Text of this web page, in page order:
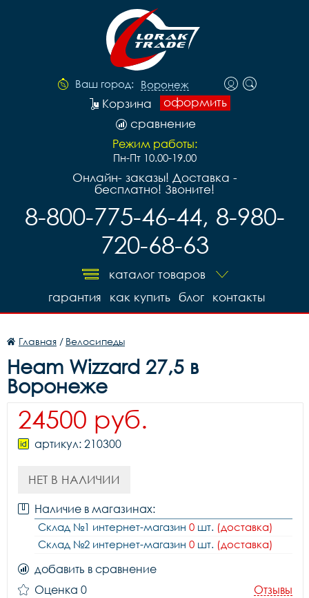
Ваш город: Воронеж
оформить
Корзина
сравнение
Режим работы:
Пн-Пт 10.00-19.00
Онлайн- заказы! Доставка -
бесплатно! Звоните!
8-800-775-46-44, 8-980-
720-68-63
каталог товаров
контакты
блог
как купить
гарантия
Главная / Велосипеды
Heam Wizzard 27,5 в
Воронеже
24500 руб.
артикул: 210300
НЕТ В НАЛИЧИИ
Наличие в магазинах:
Склад №1 интернет-магазин 0 шт. (доставка)
Склад №2 интернет-магазин 0 шт. (доставка)
добавить в сравнение
Оценка 0
Отзывы